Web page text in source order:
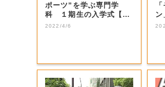
ポーツ”を学ぶ専門学
科 １期生の入学式【岡
山・岡山市】
2022/4/6
模